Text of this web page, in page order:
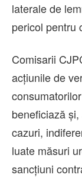
laterale de
pericol pentru
Comisarii
acțiunile de
beneficiază
cazuri,
luate măsuri
sancțiuni